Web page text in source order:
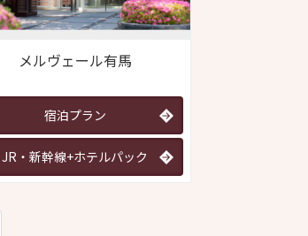
メルヴェール有馬
宿泊プラン
JR・新幹線+ホテルパック